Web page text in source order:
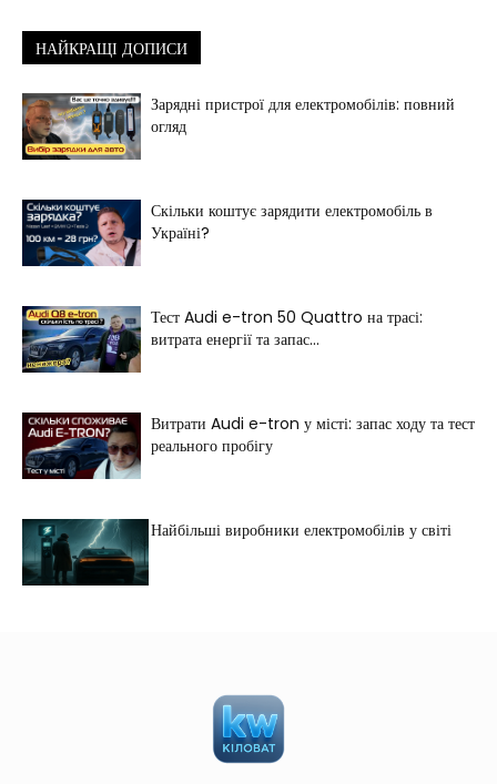
НАЙКРАЩІ ДОПИСИ
Зарядні пристрої для електромобілів: повний
огляд
Скільки коштує зарядити електромобіль в
Україні?
Тест Audi e-tron 50 Quattro на трасі:
витрата енергії та запас...
Витрати Audi e-tron у місті: запас ходу та тест
реального пробігу
Найбільші виробники електромобілів у світі